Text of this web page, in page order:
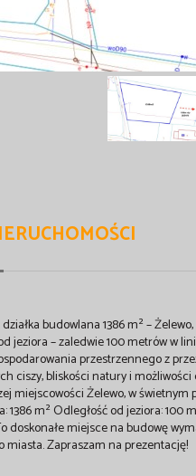
budowlana 1386 m² –
jeziora – zaledwie 100 metrów w
przestrzennego z
ciszy, bliskości natury i
miejscowości Żelewo, w
1386 m² Odległość od jeziora:
doskonałe miejsce na budowę
miasta. Zapraszam na prezentację!